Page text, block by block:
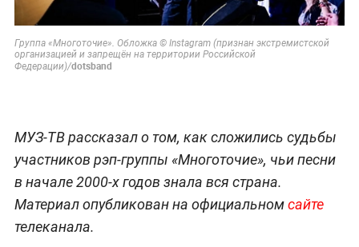
Группа «Многоточие». Обложка © Instagram (признан экстремистской
организацией и запрещён на территории Российской
Федерации)/dotsband
МУЗ-ТВ рассказал о том, как сложились судьбы
участников рэп-группы «Многоточие», чьи песни
в начале 2000-х годов знала вся страна.
Материал опубликован на официальномсайте
телеканала.